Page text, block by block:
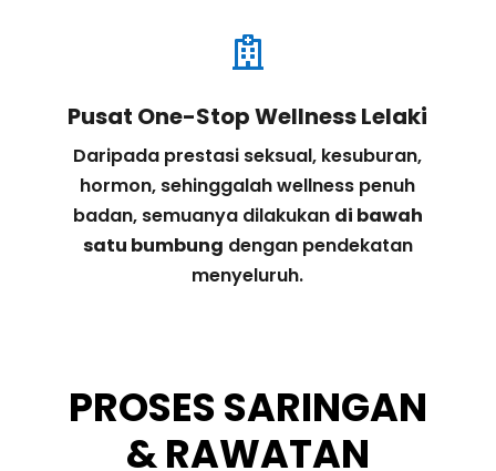

Pusat One-Stop Wellness Lelaki
Daripada prestasi seksual, kesuburan,
hormon, sehinggalah wellness penuh
badan, semuanya dilakukan di bawah
satu bumbung dengan pendekatan
menyeluruh.
PROSES SARINGAN
& RAWATAN